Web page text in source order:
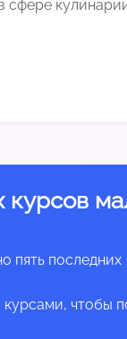
сфере
пять последних
чтобы